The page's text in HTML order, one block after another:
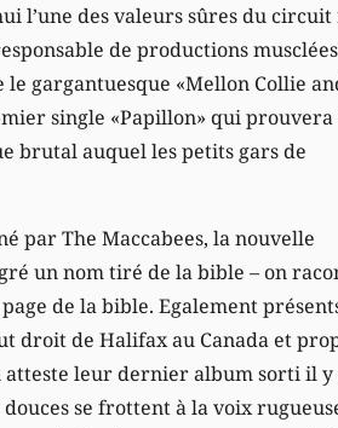
l’une des valeurs sûres du circuit
de productions
gargantuesque «Mellon Collie
single «Papillon» qui prouvera
brutal auquel les petits gars de
par The Maccabees, la nouvelle
un nom tiré de la bible – on
de la bible. Egalement
droit de Halifax au Canada et
atteste leur dernier album sorti il y
se frottent à la voix